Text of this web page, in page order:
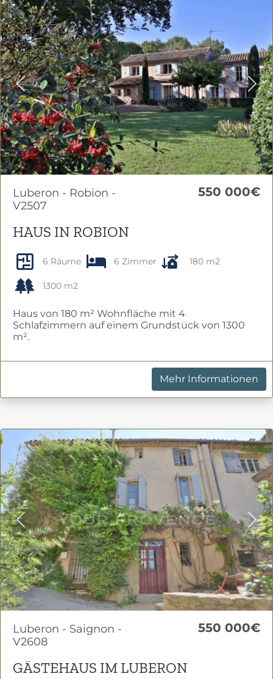
Previous
Luberon - Robion -
V2507
550 000€
HAUS IN ROBION
6 Räume 6 Zimmer 180 m2
1300 m2
Haus von 180 m² Wohnfläche mit 4
Schlafzimmern auf einem Grundstück von 1300
m².
Mehr Informationen
Previous
Luberon - Saignon -
V2608
550 000€
GÄSTEHAUS IM LUBERON